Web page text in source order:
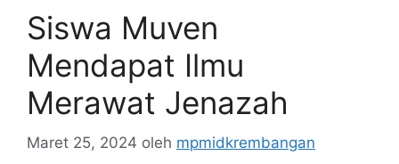
Siswa Muven
Mendapat Ilmu
Merawat Jenazah
Maret 25, 2024 oleh mpmidkrembangan